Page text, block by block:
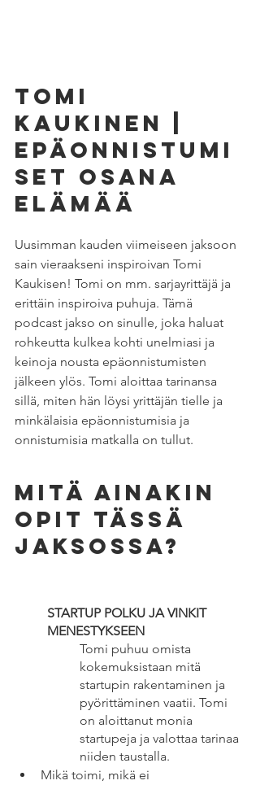
TOMI
KAUKINEN |
Epäonnistumi
set osana
elämää
Uusimman kauden viimeiseen jaksoon
sain vieraakseni inspiroivan Tomi
Kaukisen! Tomi on mm. sarjayrittäjä ja
erittäin inspiroiva puhuja. Tämä
podcast jakso on sinulle, joka haluat
rohkeutta kulkea kohti unelmiasi ja
keinoja nousta epäonnistumisten
jälkeen ylös. Tomi aloittaa tarinansa
sillä, miten hän löysi yrittäjän tielle ja
minkälaisia epäonnistumisia ja
onnistumisia matkalla on tullut.
Mitä ainakin
opit tässä
jaksossa?
STARTUP POLKU JA VINKIT
MENESTYKSEEN
Tomi puhuu omista
kokemuksistaan mitä
startupin rakentaminen ja
pyörittäminen vaatii. Tomi
on aloittanut monia
startupeja ja valottaa tarinaa
niiden taustalla.
Mikä toimi, mikä ei